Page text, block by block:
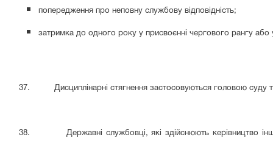
попередження про неповну службову відповідність;
затримка до одного року у присвоєнні чергового рангу або
37. Дисциплінарні стягнення застосовуються головою суду
38. Державні службовці, які здійснюють керівництво